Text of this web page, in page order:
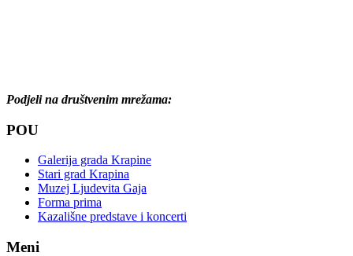
Podjeli na društvenim mrežama:
POU
Galerija grada Krapine
Stari grad Krapina
Muzej Ljudevita Gaja
Forma prima
Kazališne predstave i koncerti
Meni